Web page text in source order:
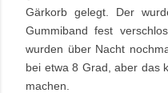
Gärkorb gelegt. Der
Gummiband fest
wurden über Nacht
bei etwa 8 Grad, aber das
machen.